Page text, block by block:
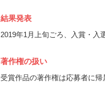
結果発表
2019年1月上旬ごろ、入賞・入
著作権の扱い
受賞作品の著作権は応募者に帰